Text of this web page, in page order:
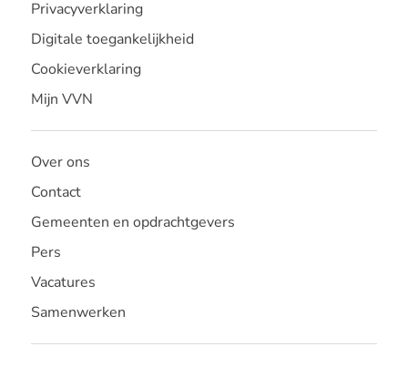
Privacyverklaring
Digitale toegankelijkheid
Cookieverklaring
Mijn VVN
Over ons
Contact
Gemeenten en opdrachtgevers
Pers
Vacatures
Samenwerken